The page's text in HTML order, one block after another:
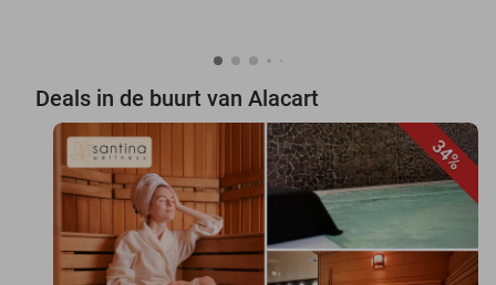
Deals in de buurt van Alacart
34%